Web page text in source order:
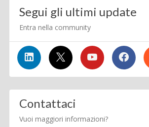
Segui gli ultimi update
Entra nella community
Contattaci
Vuoi maggiori informazioni?